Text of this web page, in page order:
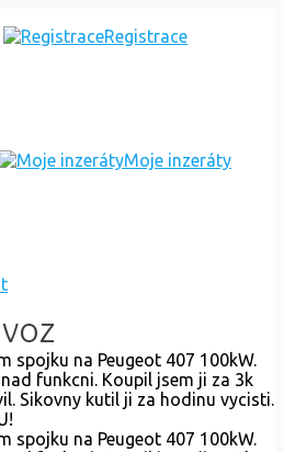
Registrace
Moje inzeráty
PEUGEOT